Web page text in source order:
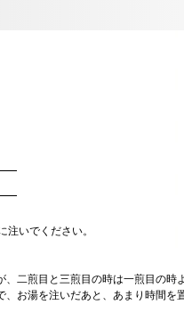
いでください。
二煎目と三煎目の時は一煎目の時
お湯を注いだあと、あまり時間を